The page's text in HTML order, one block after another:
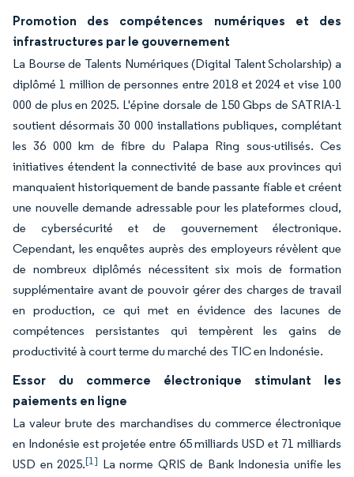
Promotion des compétences numériques et des
infrastructures par le gouvernement
La Bourse de Talents Numériques (Digital Talent Scholarship) a
diplômé 1 million de personnes entre 2018 et 2024 et vise 100
000 de plus en 2025. L'épine dorsale de 150 Gbps de SATRIA-1
soutient désormais 30 000 installations publiques, complétant
les 36 000 km de fibre du Palapa Ring sous-utilisés. Ces
initiatives étendent la connectivité de base aux provinces qui
manquaient historiquement de bande passante fiable et créent
une nouvelle demande adressable pour les plateformes cloud,
de cybersécurité et de gouvernement électronique.
Cependant, les enquêtes auprès des employeurs révèlent que
de nombreux diplômés nécessitent six mois de formation
supplémentaire avant de pouvoir gérer des charges de travail
en production, ce qui met en évidence des lacunes de
compétences persistantes qui tempèrent les gains de
productivité à court terme du marché des TIC en Indonésie.
Essor du commerce électronique stimulant les
paiements en ligne
La valeur brute des marchandises du commerce électronique
en Indonésie est projetée entre 65 milliards USD et 71 milliards
USD en 2025.[1] La norme QRIS de Bank Indonesia unifie les